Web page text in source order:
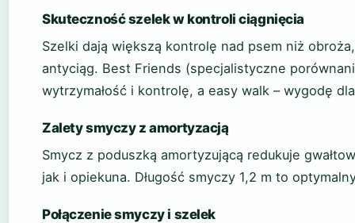
Skuteczność szelek w kontroli ciągnięcia
Szelki dają większą kontrolę nad psem niż
antyciąg. Best Friends (specjalistyczne
wytrzymałość i kontrolę, a easy walk – wygodę
Zalety smyczy z amortyzacją
Smycz z poduszką amortyzującą redukuje
jak i opiekuna. Długość smyczy 1,2 m to
Połączenie smyczy i szelek